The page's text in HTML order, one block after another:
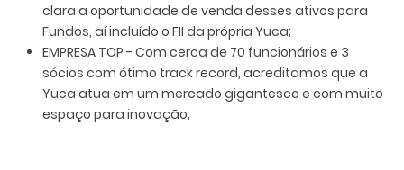
clara a oportunidade de venda desses ativos para
Fundos, aí incluído o FII da própria Yuca;
EMPRESA TOP - Com cerca de 70 funcionários e 3
sócios com ótimo track record, acreditamos que a
Yuca atua em um mercado gigantesco e com muito
espaço para inovação;